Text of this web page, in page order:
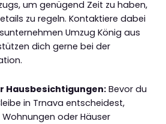
um genügend Zeit zu haben,
zu regeln. Kontaktiere dabei
Umzug König aus
dich gerne bei der
Hausbesichtigungen: Bevor du
in Trnava entscheidest,
oder Häuser